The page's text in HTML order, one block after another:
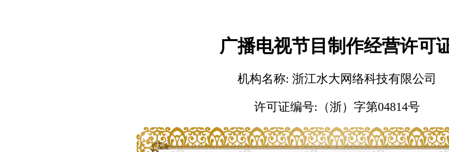
广播电视节目制作经营许可
机构名称: 浙江水大网络科技有限公司
许可证编号:（浙）字第04814号